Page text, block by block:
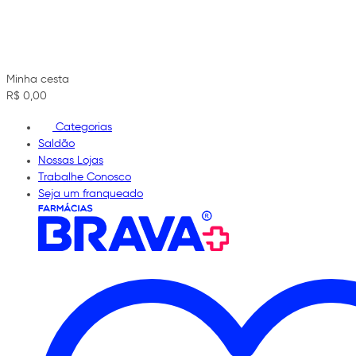
Minha cesta
R$ 0,00
Categorias
Saldão
Nossas Lojas
Trabalhe Conosco
Seja um franqueado